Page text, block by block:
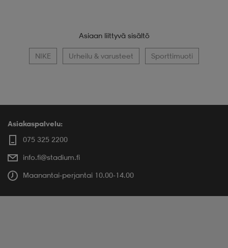
Asiaan liittyvä sisältö
NIKE Urheilu & varusteet Sporttimuoti
Asiakaspalvelu:
075 325 2200
info.fi@stadium.fi
Maanantai-perjantai 10.00-14.00